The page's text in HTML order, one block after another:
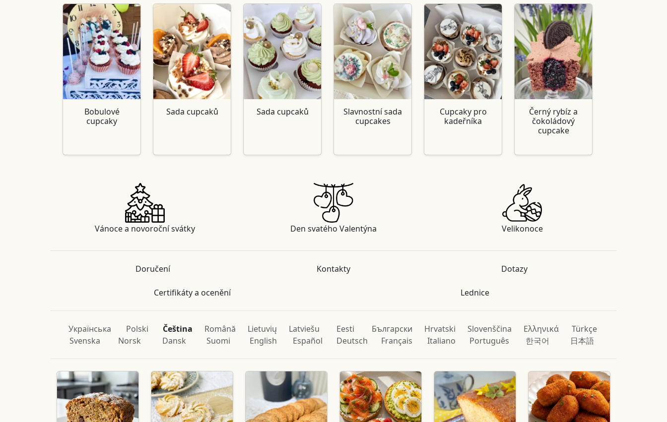
Bobulové
cupcaky
Sada cupcaků Sada cupcaků
Slavnostní sada
cupcakes
Cupcaky pro
kadeřníka
Černý rybíz a
čokoládový
cupcake
Vánoce a novoroční svátky Den svatého Valentýna Velikonoce
Doručení Kontakty Dotazy
Certifikáty a ocenění Lednice
Українська Polski Čeština Română Lietuvių Latviešu Eesti Български Hrvatski Slovenščina Ελληνικά
Türkçe
Svenska
Norsk Dansk Suomi English Español Deutsch Français Italiano Português 한국어 日本語